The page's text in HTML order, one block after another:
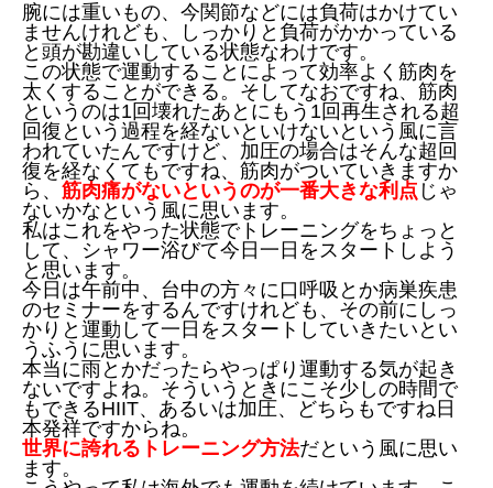
腕には重いもの、今関節などには負荷はかけてい
ませんけれども、しっかりと負荷がかかっている
と頭が勘違いしている状態なわけです。
この状態で運動することによって効率よく筋肉を
太くすることができる。そしてなおですね、筋肉
というのは1回壊れたあとにもう1回再生される超
回復という過程を経ないといけないという風に言
われていたんですけど、加圧の場合はそんな超回
復を経なくてもですね、筋肉がついていきますか
ら、 筋肉痛がないというのが一番大きな利点 じゃ
ないかなという風に思います。
私はこれをやった状態でトレーニングをちょっと
して、シャワー浴びて今日一日をスタートしよう
と思います。
今日は午前中、台中の方々に口呼吸とか病巣疾患
のセミナーをするんですけれども、その前にしっ
かりと運動して一日をスタートしていきたいとい
うふうに思います。
本当に雨とかだったらやっぱり運動する気が起き
ないですよね。そういうときにこそ少しの時間で
もできるHIIT、あるいは加圧、どちらもですね日
本発祥ですからね。
世界に誇れるトレーニング方法だという風に思い
ます。